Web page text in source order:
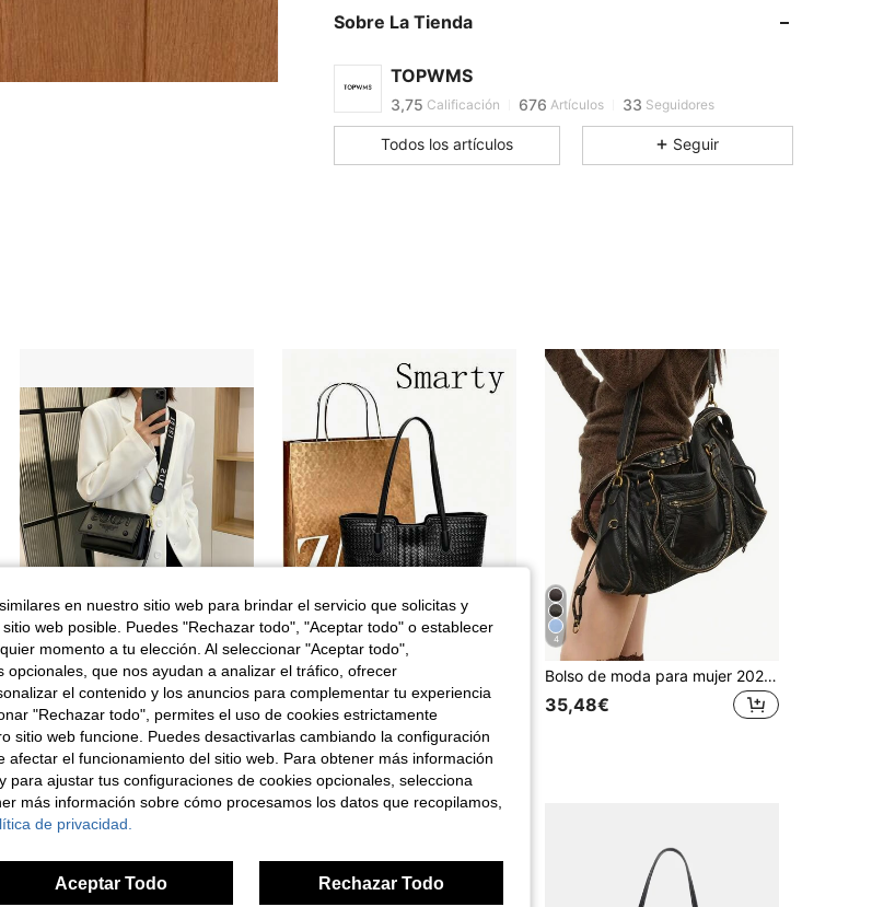
Sobre La Tienda
TOPWMS
3,75
3,75 Calificación 676 Artículos 33 Seguidores
3,75
3,75
676
33
Todos los artículos Seguir
Bolso de hombro de tela de unicolor clásico y versátil, se puede usar como bolso decorativo de moda o como bolso de mano elegante
#5 Más vendidos
6 Left
#5 Más vendidos en Bolsa Boston Bolsos De Hombro De Mujer
6 Left
#5 Más vendidos en Bolsa Boston Bolsos De Hombro De Mujer
6 Left
#5 Más vendidos en Bolsa Boston Bolsos De Hombro De Mujer
6 Left
36,98€
14,98€
4
Bolso de moda para mujer 2026 estilo Y2K retro de motocicleta, bolso de mano de gran capacidad, bolso tote estilo wasteland, bolso de hombro y bandolera para mujer de tela suave
35,48€
en nuestro sitio web para brindar el servicio que solicitas y
web posible. Puedes "Rechazar todo", "Aceptar todo" o establecer
momento a tu elección. Al seleccionar "Aceptar todo",
opcionales, que nos ayudan a analizar el tráfico, ofrecer
el contenido y los anuncios para complementar tu experiencia
"Rechazar todo", permites el uso de cookies estrictamente
sitio web funcione. Puedes desactivarlas cambiando la configuración
afectar el funcionamiento del sitio web. Para obtener más información
para ajustar tus configuraciones de cookies opcionales, selecciona
más información sobre cómo procesamos los datos que recopilamos,
de privacidad.
Aceptar Todo Rechazar Todo